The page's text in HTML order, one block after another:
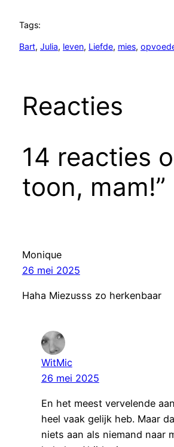
Tags:
Bart, Julia, leven, Liefde, mies,
Reacties
14 reacties
toon, mam!”
Monique
26 mei 2025
Haha Miezusss zo herkenbaar
WitMic
26 mei 2025
En het meest vervelende
heel vaak gelijk heb. Maar
niets aan als niemand naar